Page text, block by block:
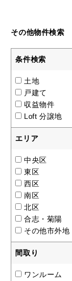
その他物件検索
条件検索
土地
戸建て
収益物件
Loft 分譲地
エリア
中央区
東区
西区
南区
北区
合志・菊陽
その他市外地
間取り
ワンルーム